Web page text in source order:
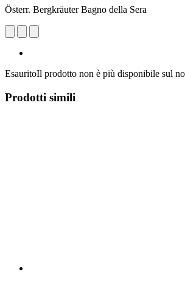
Österr. Bergkräuter Bagno della Sera
EsauritoIl prodotto non è più disponibile sul
Prodotti simili